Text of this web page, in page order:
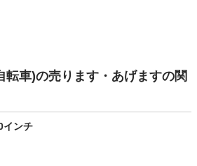
転車)の売ります・あげますの関
インチ